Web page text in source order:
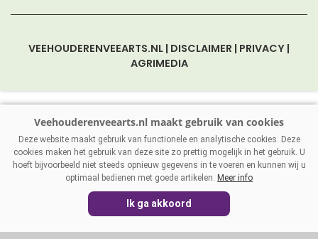
VEEHOUDERENVEEARTS.NL | DISCLAIMER | PRIVACY |
AGRIMEDIA
Deze website maakt gebruik van functionele en analytische cookies. Deze
cookies maken het gebruik van deze site zo prettig mogelijk in het gebruik. U
hoeft bijvoorbeeld niet steeds opnieuw gegevens in te voeren en kunnen wij u
optimaal bedienen met goede artikelen. Meer info
Ik ga akkoord